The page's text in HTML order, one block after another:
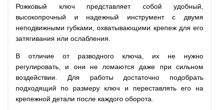
Рожковый ключ представляет собой удобный,
высокопрочный и надежный инструмент с двумя
неподвижными губками, охватывающими крепеж для его
затягивания или ослабления.
В отличие от разводного ключа, их не нужно
регулировать, и они не ломаются даже при сильном
воздействии. Для работы достаточно подобрать
подходящий по размеру ключ и переставлять его на
крепежной детали после каждого оборота.